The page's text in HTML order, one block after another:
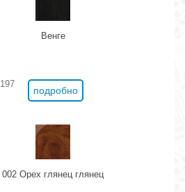
Венге
197
подробно
002 Орех глянец глянец